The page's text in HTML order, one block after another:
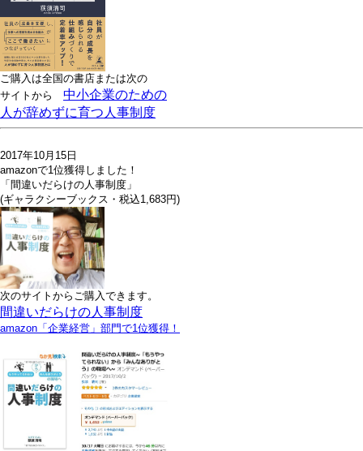
ご購入は全国の書店または次の
サイトから 中小企業のための
人が辞めずに育つ人事制度
2017年10月15日
amazonで1位獲得しました！
「間違いだらけの人事制度」
(ギャラクシーブックス・税込1,683円)
次のサイトからご購入できます。
間違いだらけの人事制度
amazon「企業経営」部門で1位獲得！